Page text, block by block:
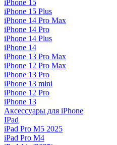
iPhone 15
iPhone 15 Plus
iPhone 14 Pro Max
iPhone 14 Pro
iPhone 14 Plus
iPhone 14
iPhone 13 Pro Max
iPhone 12 Pro Max
iPhone 13 Pro
iPhone 13 mini
iPhone 12 Pro
iPhone 13
Аксессуары для iPhone
IPad
iPad Pro M5 2025
iPad Pro M4